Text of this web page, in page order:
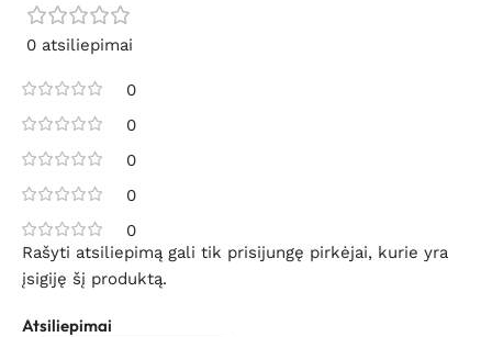
0 atsiliepimai
0
0
0
0
0
Atsiliepimai
Rašyti atsiliepimą gali tik prisijungę pirkėjai, kurie yra
įsigiję šį produktą.